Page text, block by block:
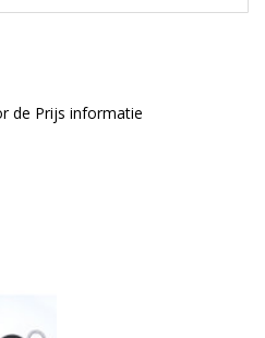
de Prijs informatie